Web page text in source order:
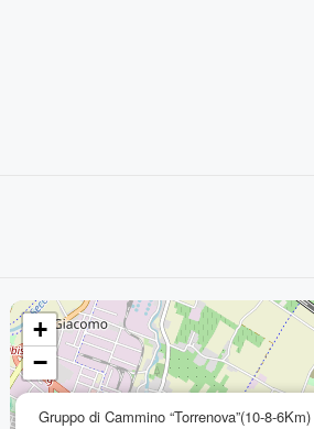
Gruppo di Cammino “Torrenova”(10-8-6Km)
+
−